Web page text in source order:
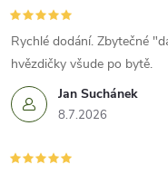
Jan Suchánek
8.7.2026
Rychlé dodání. Zbytečné
hvězdičky všude po bytě.